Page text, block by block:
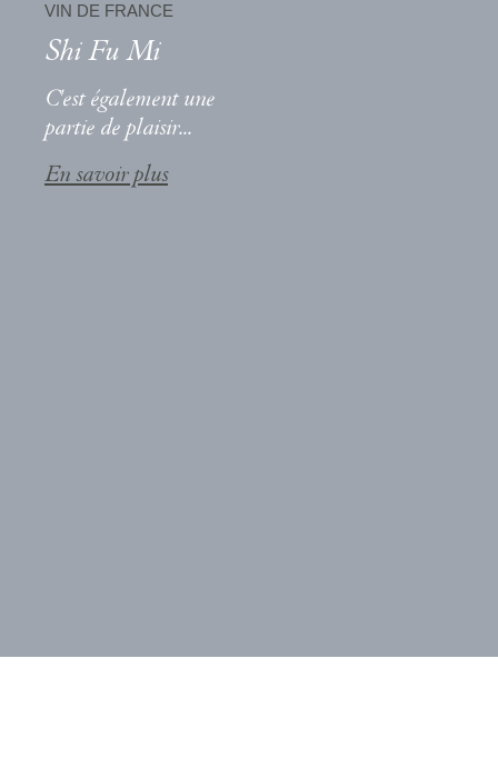
VIN DE FRANCE
Shi Fu Mi
C'est également une
partie de plaisir...
En savoir plus